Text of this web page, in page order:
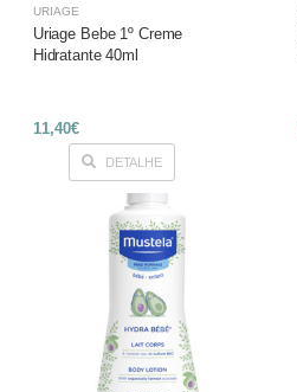
URIAGE
Uriage Bebe 1º Creme
Hidratante 40ml
11,40€
DETALHE